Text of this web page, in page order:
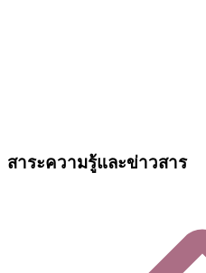
สาระความรู้และข่าวสาร